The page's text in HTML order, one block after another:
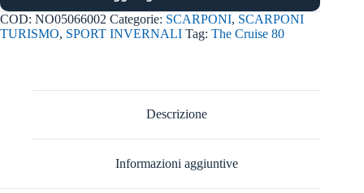
COD: NO05066002 Categorie: SCARPONI, SCARPONI
TURISMO, SPORT INVERNALI Tag: The Cruise 80
Descrizione
Informazioni aggiuntive